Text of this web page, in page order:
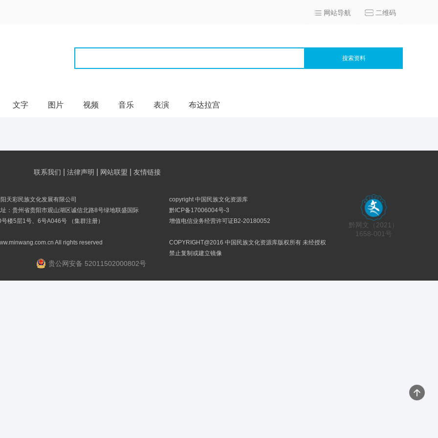
网站导航 二维码
搜索资料
文字 图片 视频 音乐 表演 布达拉宫
联系我们 法律声明 网站联盟 友情链接
天彩民族文化发展有限公司
：贵州省贵阳市观山湖区诚信北路8号绿地联盛国际
楼5层1号、6号A046号 （集群注册）
All rights reserved
copyright 中国民族文化资源库
黔ICP备17006004号-3
增值电信业务经营许可证B2-20180052
COPYRIGHT@2016 中国民族文化资源库版权所有 未经授权
禁止复制或建立镜像
黔网文（2021）
1658-001号
贵公网安备 52011502000802号